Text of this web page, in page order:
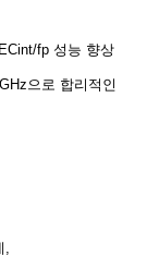
fp 성능 향상
으로 합리적인
,